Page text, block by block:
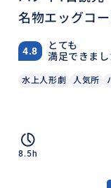
名物エッグコ
4.8
とても
満足できまし
水上人形劇 人気所
8.5h